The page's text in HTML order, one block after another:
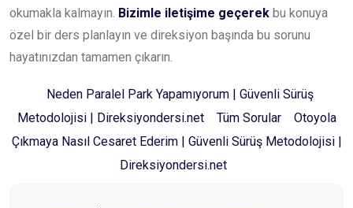
okumakla kalmayın. Bizimle iletişime geçerek bu konuya
özel bir ders planlayın ve direksiyon başında bu sorunu
hayatınızdan tamamen çıkarın.
Neden Paralel Park Yapamıyorum | Güvenli Sürüş
Metodolojisi | Direksiyondersi.net
Tüm Sorular
Otoyola
Çıkmaya Nasıl Cesaret Ederim | Güvenli Sürüş Metodolojisi |
Direksiyondersi.net